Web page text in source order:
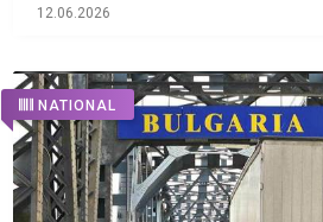
12.06.2026
NATIONAL